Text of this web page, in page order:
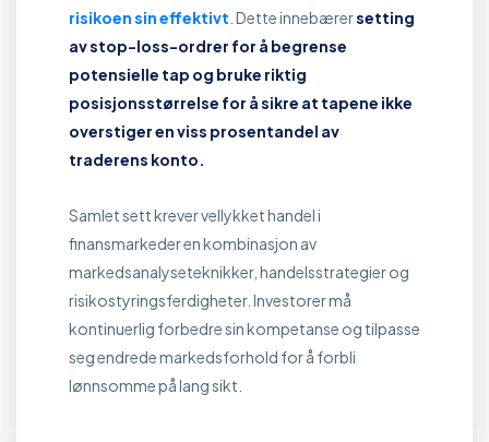
risikoen sin effektivt . Dette innebærersetting
av stop-loss-ordrer for å begrense
potensielle tap og bruke riktig
posisjonsstørrelse for å sikre at tapene ikke
overstiger en viss prosentandel av
traderens konto.
Samlet sett krever vellykket handel i
finansmarkeder en kombinasjon av
markedsanalyseteknikker, handelsstrategier og
risikostyringsferdigheter. Investorer må
kontinuerlig forbedre sin kompetanse og tilpasse
seg endrede markedsforhold for å forbli
lønnsomme på lang sikt.